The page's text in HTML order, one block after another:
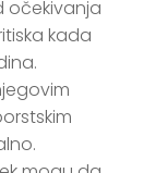
očekivanja
kada